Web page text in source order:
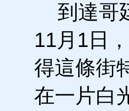
到達哥
11月1日
得這條街
在一片白